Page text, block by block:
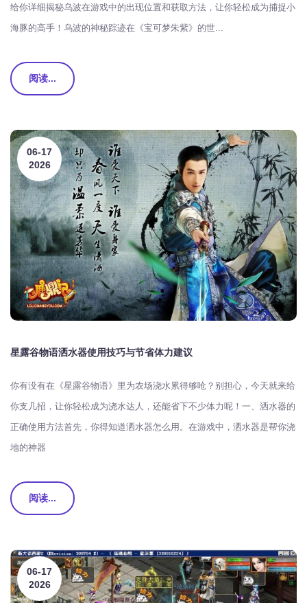
给你详细揭秘乌波在游戏中的出现位置和获取方法，让你轻松成为捕捉小
海豚的高手！乌波的神秘踪迹在《宝可梦朱紫》的世...
阅读...
06-17
2026
星露谷物语洒水器使用技巧与节省体力建议
你有没有在《星露谷物语》里为农场浇水累得够呛？别担心，今天就来给
你支几招，让你轻松成为浇水达人，还能省下不少体力呢！一、洒水器的
正确使用方法首先，你得知道洒水器怎么用。在游戏中，洒水器是帮你浇
地的神器
阅读...
06-17
2026